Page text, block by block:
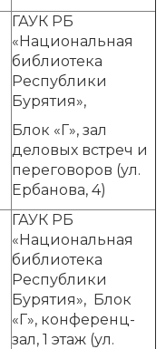
ГАУК РБ
«Национальная
библиотека
Республики
Бурятия»,
Блок «Г», зал
деловых встреч и
переговоров (ул.
Ербанова, 4)
ГАУК РБ
«Национальная
библиотека
Республики
Бурятия», Блок
«Г», конференц-
зал, 1 этаж (ул.